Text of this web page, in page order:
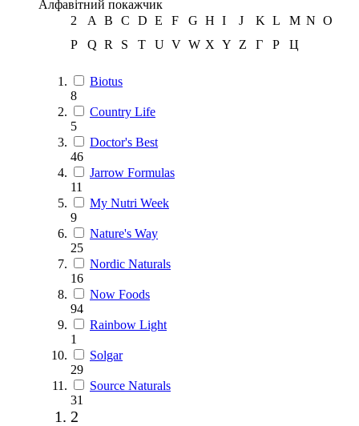
Алфавітний покажчик
2
A B C D E F G H I J K L M N O
P
Q R S T U V W X Y Z Г Р Ц
Biotus
8
Country Life
5
Doctor's Best
46
Jarrow Formulas
11
My Nutri Week
9
Nature's Way
25
Nordic Naturals
16
Now Foods
94
Rainbow Light
1
Solgar
29
Source Naturals
31
2